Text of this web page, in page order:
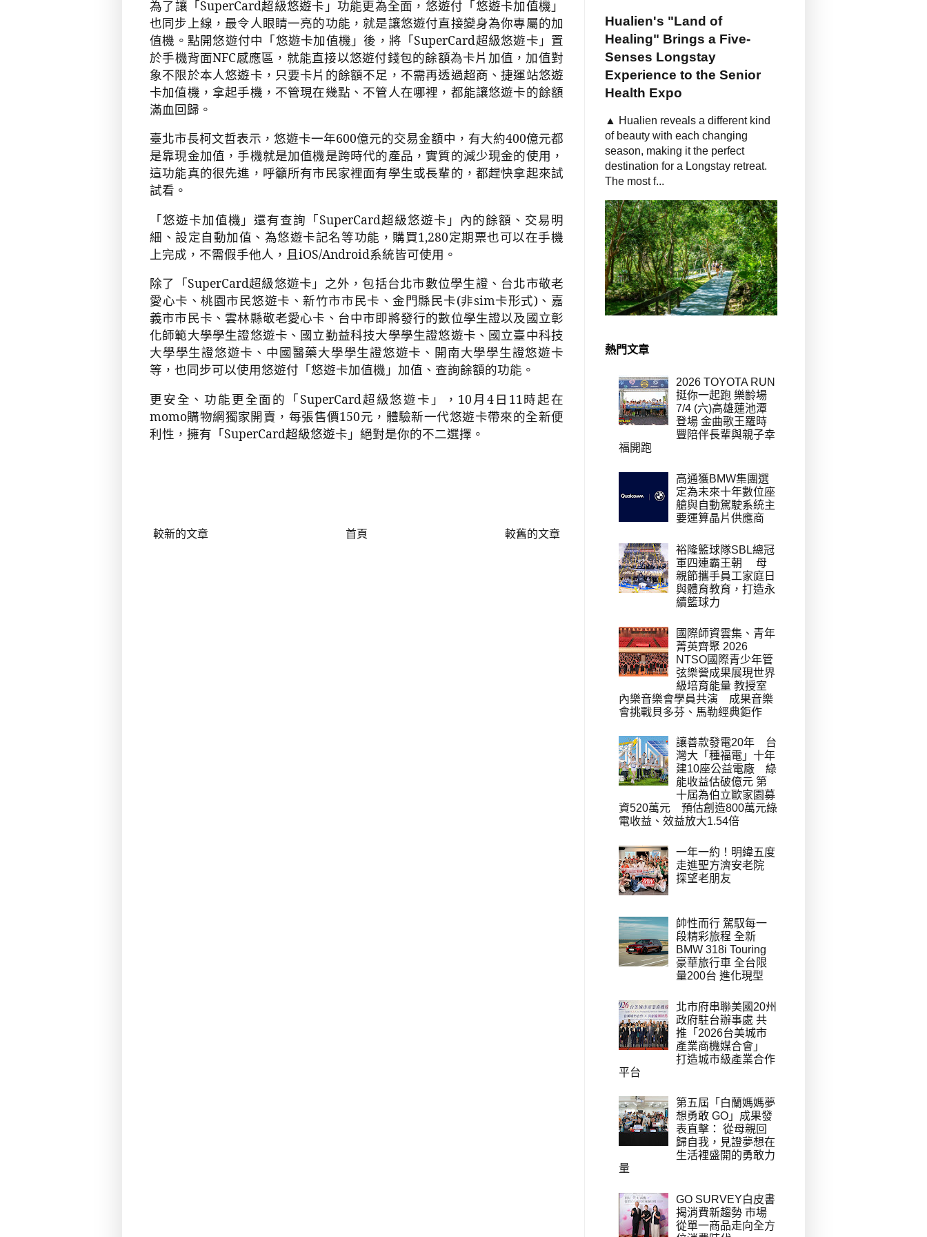
為了讓「SuperCard超級悠遊卡」功能更為全面，悠遊付「悠遊卡加值機」
也同步上線，最令人眼睛一亮的功能，就是讓悠遊付直接變身為你專屬的加
值機。點開悠遊付中「悠遊卡加值機」後，將「SuperCard超級悠遊卡」置
於手機背面NFC感應區，就能直接以悠遊付錢包的餘額為卡片加值，加值對
象不限於本人悠遊卡，只要卡片的餘額不足，不需再透過超商、捷運站悠遊
卡加值機，拿起手機，不管現在幾點、不管人在哪裡，都能讓悠遊卡的餘額
滿血回歸。
臺北市長柯文哲表示，悠遊卡一年600億元的交易金額中，有大約400億元都
是靠現金加值，手機就是加值機是跨時代的產品，實質的減少現金的使用，
這功能真的很先進，呼籲所有市民家裡面有學生或長輩的，都趕快拿起來試
試看。
「悠遊卡加值機」還有查詢「SuperCard超級悠遊卡」內的餘額、交易明
細、設定自動加值、為悠遊卡記名等功能，購買1,280定期票也可以在手機
上完成，不需假手他人，且iOS/Android系統皆可使用。
除了「SuperCard超級悠遊卡」之外，包括台北市數位學生證、台北市敬老
愛心卡、桃園市民悠遊卡、新竹市市民卡、金門縣民卡(非sim卡形式) 、嘉
義市市民卡、雲林縣敬老愛心卡、台中市即將發行的數位學生證以及國立彰
化師範大學學生證悠遊卡、國立勤益科技大學學生證悠遊卡、國立臺中科技
大學學生證悠遊卡、中國醫藥大學學生證悠遊卡、開南大學學生證悠遊卡
等，也同步可以使用悠遊付「悠遊卡加值機」加值、查詢餘額的功能。
更安全、功能更全面的「SuperCard超級悠遊卡」， 10月 4日 11時起在
momo購物網獨家開賣，每張售價150元，體驗新一代悠遊卡帶來的全新便
利性，擁有「SuperCard超級悠遊卡」絕對是你的不二選擇。
較新的文章 較舊的文章
首頁
Hualien's "Land of
Healing" Brings a Five-
Senses Longstay
Experience to the Senior
Health Expo
▲ Hualien reveals a different kind
of beauty with each changing
season, making it the perfect
destination for a Longstay retreat.
The most f...
熱門文章
2026 TOYOTA RUN
挺你一起跑 樂齡場
7/4 (六)高雄蓮池潭
登場 金曲歌王羅時
豐陪伴長輩與親子幸
福開跑
高通獲BMW集團選
定為未來十年數位座
艙與自動駕駛系統主
要運算晶片供應商
裕隆籃球隊SBL總冠
軍四連霸王朝 母
親節攜手員工家庭日
與體育教育，打造永
續籃球力
國際師資雲集、青年
菁英齊聚 2026
NTSO國際青少年管
弦樂營成果展現世界
級培育能量 教授室
內樂音樂會學員共演 成果音樂
會挑戰貝多芬、馬勒經典鉅作
讓善款發電20年 台
灣大「種福電」十年
建10座公益電廠 綠
能收益估破億元 第
十屆為伯立歐家園募
資520萬元 預估創造800萬元綠
電收益、效益放大1.54倍
一年一約！明緯五度
走進聖方濟安老院
探望老朋友
帥性而行 駕馭每一
段精彩旅程 全新
BMW 318i Touring
豪華旅行車 全台限
量200台 進化現型
北市府串聯美國20州
政府駐台辦事處 共
推「2026台美城市
產業商機媒合會」
打造城市級產業合作
平台
第五屆「白蘭媽媽夢
想勇敢 GO」成果發
表直擊： 從母親回
歸自我，見證夢想在
生活裡盛開的勇敢力
量
GO SURVEY白皮書
揭消費新趨勢 市場
從單一商品走向全方